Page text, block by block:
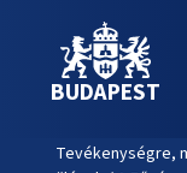
BUDAPEST
Tevékenységre,